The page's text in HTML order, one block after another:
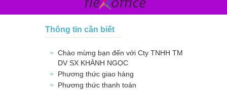
Thông tin cần biết
Chào mừng bạn đến với Cty TNHH TM
DV SX KHÁNH NGỌC
Phương thức giao hàng
Phương thức thanh toán